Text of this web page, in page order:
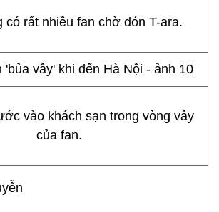
có rất nhiều fan chờ đón T-ara.
vào khách sạn trong vòng vây
của fan.